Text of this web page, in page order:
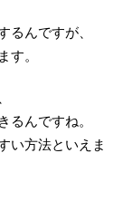
るんですが、
す。
るんですね。
い方法といえま